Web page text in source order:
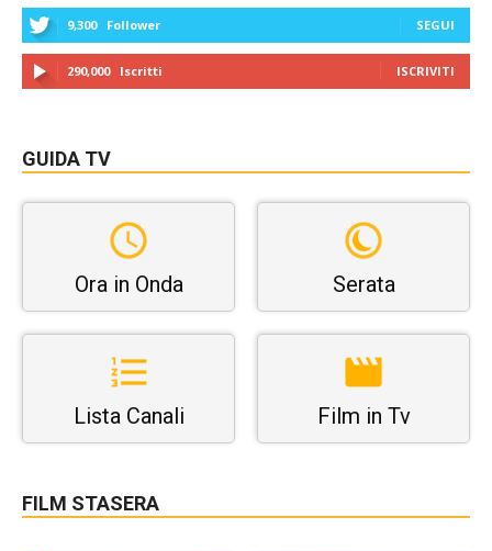
9,300 Follower SEGUI
290,000 Iscritti ISCRIVITI
GUIDA TV
Ora in Onda Serata
Lista Canali Film in Tv
FILM STASERA